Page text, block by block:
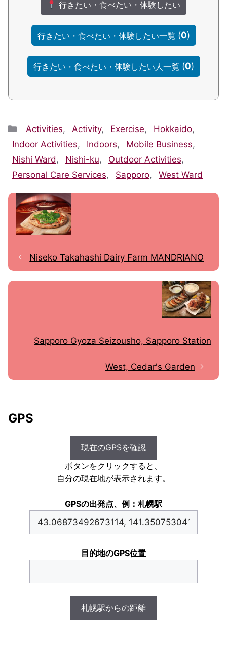
行きたい・食べたい・体験したい
行きたい・食べたい・体験したい一覧 (0)
行きたい・食べたい・体験したい人一覧 (0)
Categories
Activities, Activity, Exercise, Hokkaido,
Indoor Activities, Indoors, Mobile Business,
Nishi Ward, Nishi-ku, Outdoor Activities,
Personal Care Services, Sapporo, West Ward
Niseko Takahashi Dairy Farm MANDRIANO
Sapporo Gyoza Seizousho, Sapporo Station
West, Cedar's Garden
GPS
現在のGPSを確認
ボタンをクリックすると、
自分の現在地が表示されます。
GPSの出発点、例：札幌駅
目的地のGPS位置
札幌駅からの距離